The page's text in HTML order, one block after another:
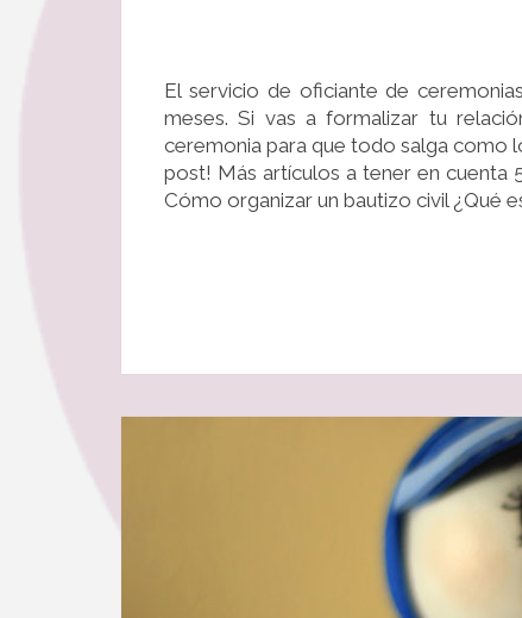
El servicio de oficiante de
meses. Si vas a formalizar tu
ceremonia para que todo salga como
post! Más artículos a tener en cuenta
Cómo organizar un bautizo civil ¿Qué